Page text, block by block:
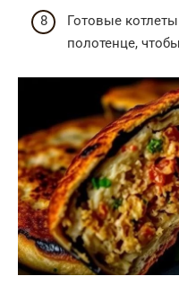
Готовые
полотенце,